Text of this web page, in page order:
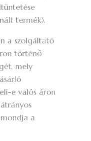
termék).
a szolgáltató
történő
mely
e valós áron
a